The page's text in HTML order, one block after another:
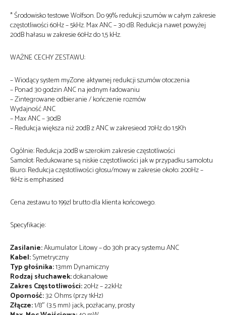
* Środowisko testowe Wolfson. Do 99% redukcji szumów w całym zakresie
częstotliwości 60Hz – 5kHz. Max ANC – 30 dB. Redukcja nawet powyżej
20dB hałasu w zakresie 60Hz do 1,5 kHz.
WAŻNE CECHY ZESTAWU:
– Wiodący system myZone aktywnej redukcji szumów otoczenia
– Ponad 30 godzin ANC na jednym ładowaniu
– Zintegrowane odbieranie / kończenie rozmów
Wydajność ANC
– Max ANC – 30dB
– Redukcja większa niż 20dB z ANC w zakresieod 70Hz do 1.5Kh
Ogólnie: Redukcja 20dB w szerokim zakresie częstotliwości
Samolot: Redukowane są niskie częstotliwości jak w przypadku samolotu
Biuro: Redukcja częstotliwości głosu/mowy w zakresie około: 200Hz –
1kHz is emphasised
Cena zestawu to 199zl brutto dla klienta końcowego.
Specyfikacje:
Zasilanie:Akumulator Litowy – do 30h pracy systemu ANC
Kabel:Symetryczny
Typ głośnika:13mm Dynamiczny
Rodzaj słuchawek:dokanałowe
Zakres Częstotliwości:20Hz – 22kHz
Oporność:32 Ohms (przy 1kHz)
Złącze:1/8″ (3.5 mm) jack, pozłacany, prosty